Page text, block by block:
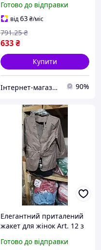
арт.12 червоній
костюмна тканина 3/4
рукав декоративних
кишень
Готово до відправки
від63₴/міс
633₴
791.25 ₴
Купити
Інтернет-магазин Look 100 Clothes 90%
Елегантний приталений
жакет для жінок Art. 12 з
чорного кольору з
Готово до відправки